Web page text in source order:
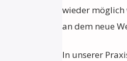
wieder möglich
an dem neue
In unserer